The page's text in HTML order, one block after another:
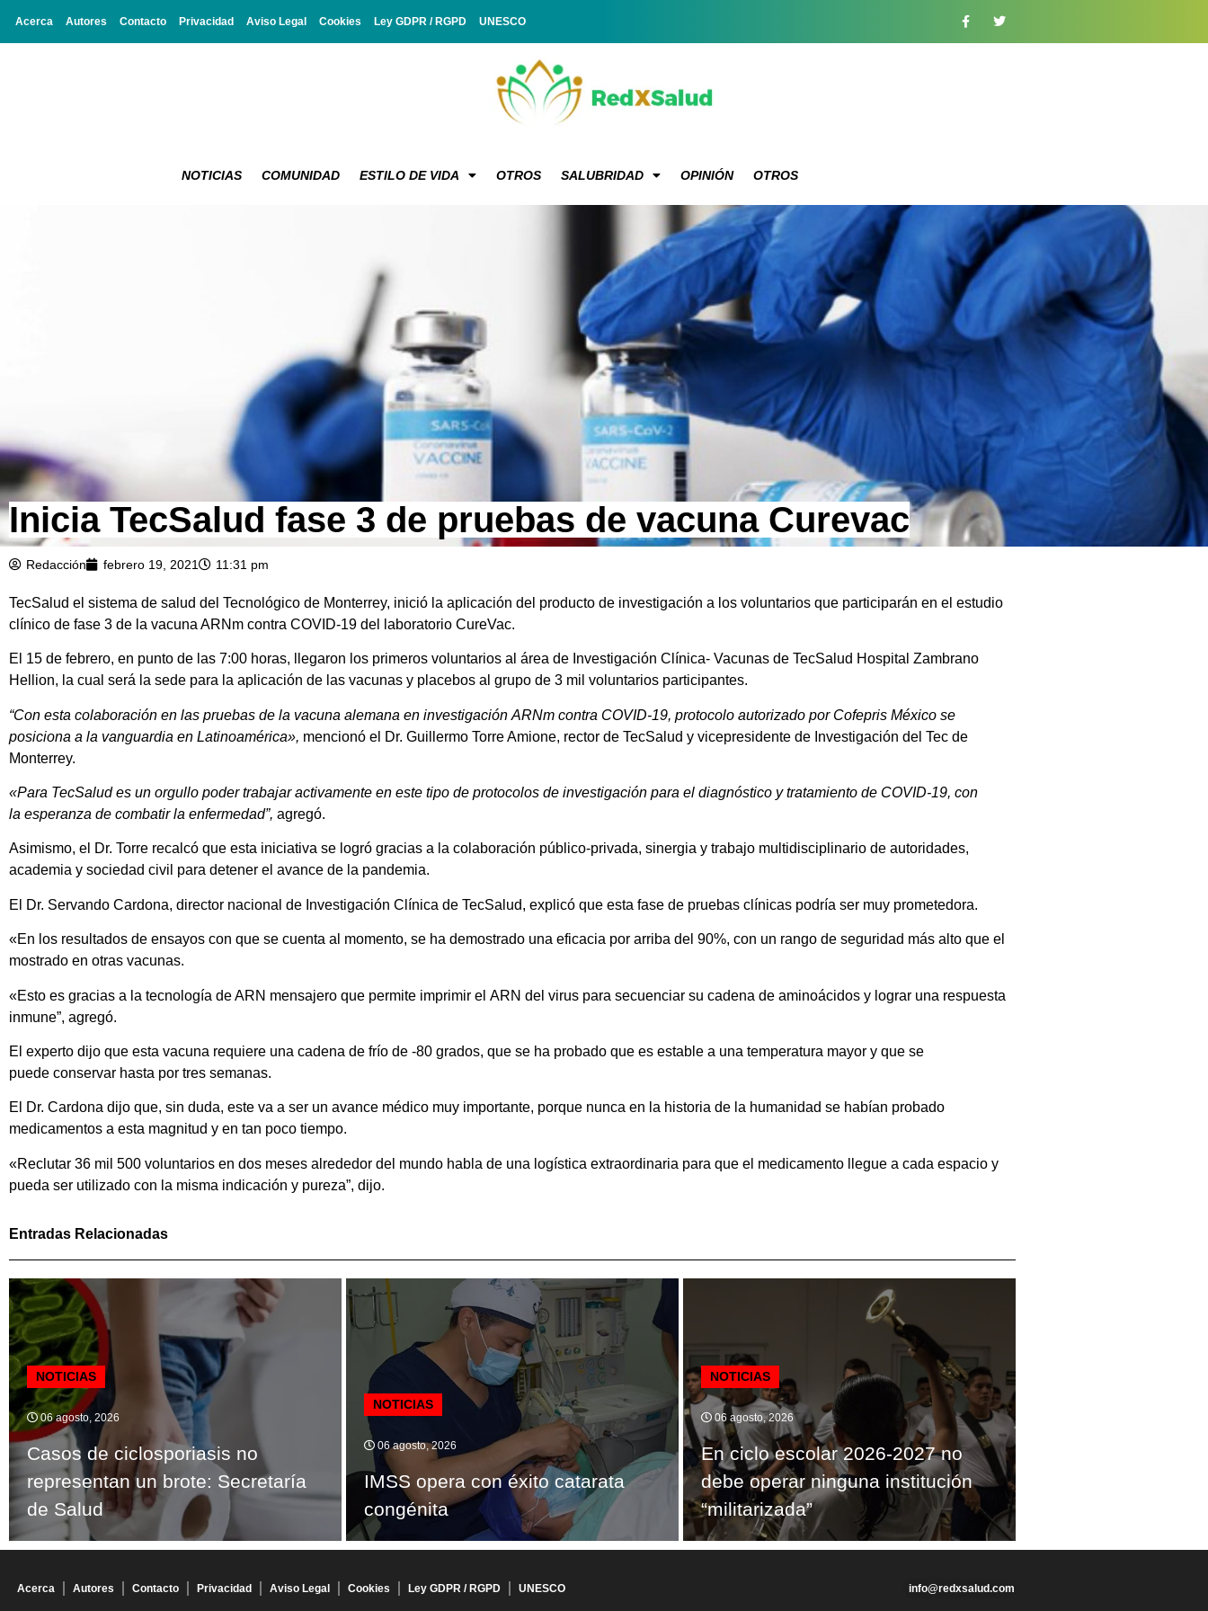
Acerca Autores Contacto Privacidad Aviso Legal Cookies Ley GDPR / RGPD UNESCO
NOTICIAS COMUNIDAD ESTILO DE VIDA OTROS SALUBRIDAD OPINIÓN OTROS
Inicia TecSalud fase 3 de pruebas de vacuna Curevac
Redacción febrero 19, 2021 11:31 pm
TecSalud el sistema de salud del Tecnológico de Monterrey, inició la aplicación del producto de investigación a los voluntarios que participarán en el estudio
clínico de fase 3 de la vacuna ARNm contra COVID-19 del laboratorio CureVac.
El 15 de febrero, en punto de las 7:00 horas, llegaron los primeros voluntarios al área de Investigación Clínica- Vacunas de TecSalud Hospital Zambrano
Hellion, la cual será la sede para la aplicación de las vacunas y placebos al grupo de 3 mil voluntarios participantes.
“Con esta colaboración en las pruebas de la vacuna alemana en investigación ARNm contra COVID-19, protocolo autorizado por Cofepris México se
posiciona a la vanguardia en Latinoamérica», mencionó el Dr. Guillermo Torre Amione, rector de TecSalud y vicepresidente de Investigación del Tec de
Monterrey.
«Para TecSalud es un orgullo poder trabajar activamente en este tipo de protocolos de investigación para el diagnóstico y tratamiento de COVID-19, con
la esperanza de combatir la enfermedad”, agregó.
Asimismo, el Dr. Torre recalcó que esta iniciativa se logró gracias a la colaboración público-privada, sinergia y trabajo multidisciplinario de autoridades,
academia y sociedad civil para detener el avance de la pandemia.
El Dr. Servando Cardona, director nacional de Investigación Clínica de TecSalud, explicó que esta fase de pruebas clínicas podría ser muy prometedora.
«En los resultados de ensayos con que se cuenta al momento, se ha demostrado una eficacia por arriba del 90%, con un rango de seguridad más alto que el
mostrado en otras vacunas.
«Esto es gracias a la tecnología de ARN mensajero que permite imprimir el ARN del virus para secuenciar su cadena de aminoácidos y lograr una respuesta
inmune”, agregó.
El experto dijo que esta vacuna requiere una cadena de frío de -80 grados, que se ha probado que es estable a una temperatura mayor y que se
puede conservar hasta por tres semanas.
El Dr. Cardona dijo que, sin duda, este va a ser un avance médico muy importante, porque nunca en la historia de la humanidad se habían probado
medicamentos a esta magnitud y en tan poco tiempo.
«Reclutar 36 mil 500 voluntarios en dos meses alrededor del mundo habla de una logística extraordinaria para que el medicamento llegue a cada espacio y
pueda ser utilizado con la misma indicación y pureza”, dijo.
Entradas Relacionadas
NOTICIAS
06 agosto, 2026
Casos de ciclosporiasis no
representan un brote: Secretaría
de Salud
NOTICIAS
06 agosto, 2026
IMSS opera con éxito catarata
congénita
NOTICIAS
06 agosto, 2026
En ciclo escolar 2026-2027 no
debe operar ninguna institución
“militarizada”
Acerca Autores Contacto Privacidad Aviso Legal Cookies Ley GDPR / RGPD UNESCO info@redxsalud.com